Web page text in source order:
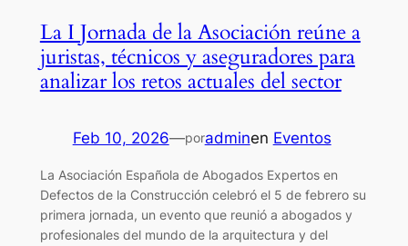
La I Jornada de la Asociación reúne a
juristas, técnicos y aseguradores para
analizar los retos actuales del sector
Feb 10, 2026—poradminen Eventos
La Asociación Española de Abogados Expertos en
Defectos de la Construcción celebró el 5 de febrero su
primera jornada, un evento que reunió a abogados y
profesionales del mundo de la arquitectura y del